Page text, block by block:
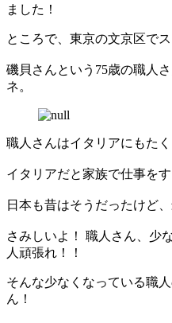
ました！
ところで、東京の文京区で
磯貝さんという75歳の職人
ネ。
職人さんはイタリアにもた
イタリアだと家族で仕事をす
日本も昔はそうだったけど
さみしいよ！ 職人さん、
人頑張れ！！
そんな少なくなっている職
ん！